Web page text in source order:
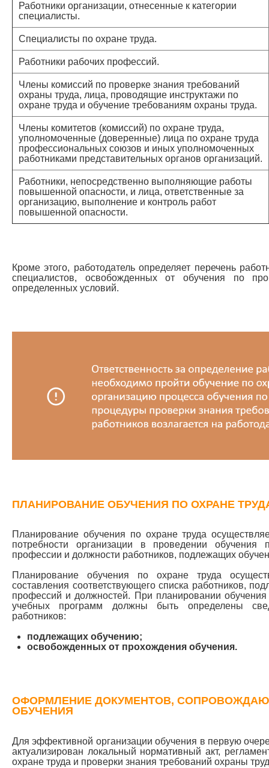
Работники организации, отнесенные к категории
специалисты.
Специалисты по охране труда.
Работники рабочих профессий.
Члены комиссий по проверке знания требований
охраны труда, лица, проводящие инструктажи по
охране труда и обучение требованиям охраны труда.
Члены комитетов (комиссий) по охране труда,
уполномоченные (доверенные) лица по охране труда
профессиональных союзов и иных уполномоченных
работниками представительных органов организаций.
Работники, непосредственно выполняющие работы
повышенной опасности, и лица, ответственные за
организацию, выполнение и контроль работ
повышенной опасности.
Кроме этого, работодатель определяет перечень
специалистов, освобожденных от обучения по
определенных условий.
ПЛАНИРОВАНИЕ ОБУЧЕНИЯ ПО ОХРАНЕ
Планирование обучения по охране труда
потребности организации в проведении
профессии и должности работников, подлежащих
Планирование обучения по охране труда
составления соответствующего списка работников,
профессий и должностей. При планировании
учебных программ должны быть определены
работников:
подлежащих обучению;
освобожденных от прохождения обучения.
ОФОРМЛЕНИЕ ДОКУМЕНТОВ,
ОБУЧЕНИЯ
Для эффективной организации обучения в первую
актуализирован локальный нормативный акт,
охране труда и проверки знания требований охраны